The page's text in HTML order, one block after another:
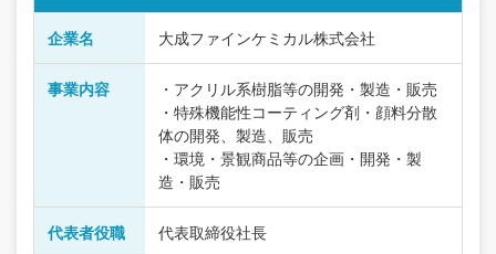
企業名 大成ファインケミカル株式会社
事業内容
・アクリル系樹脂等の開発・製造・販売
・特殊機能性コーティング剤・顔料分散
体の開発、製造、販売
・環境・景観商品等の企画・開発・製
造・販売
代表者役職 代表取締役社長